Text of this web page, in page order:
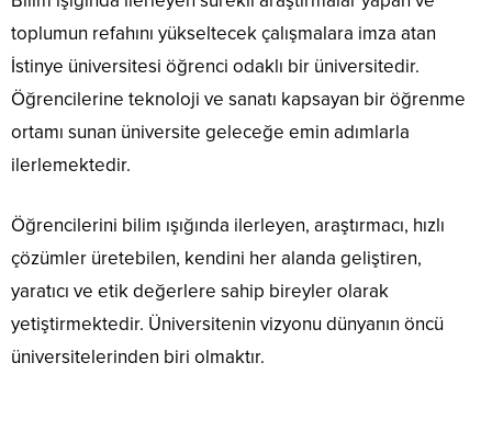
toplumun refahını yükseltecek çalışmalara imza atan
İstinye üniversitesi öğrenci odaklı bir üniversitedir.
Öğrencilerine teknoloji ve sanatı kapsayan bir öğrenme
ortamı sunan üniversite geleceğe emin adımlarla
ilerlemektedir.
Öğrencilerini bilim ışığında ilerleyen, araştırmacı, hızlı
çözümler üretebilen, kendini her alanda geliştiren,
yaratıcı ve etik değerlere sahip bireyler olarak
yetiştirmektedir. Üniversitenin vizyonu dünyanın öncü
üniversitelerinden biri olmaktır.